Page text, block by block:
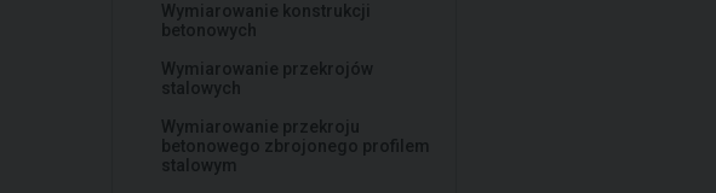
Wymiarowanie konstrukcji
betonowych
Wymiarowanie przekrojów
stalowych
Wymiarowanie przekroju
betonowego zbrojonego profilem
stalowym